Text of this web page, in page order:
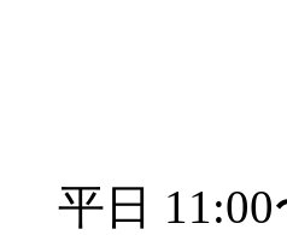
平日 11:00